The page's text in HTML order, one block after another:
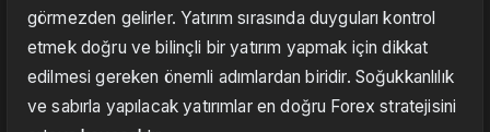
görmezden gelirler. Yatırım sırasında duyguları kontrol
etmek doğru ve bilinçli bir yatırım yapmak için dikkat
edilmesi gereken önemli adımlardan biridir. Soğukkanlılık
ve sabırla yapılacak yatırımlar en doğru Forex stratejisini